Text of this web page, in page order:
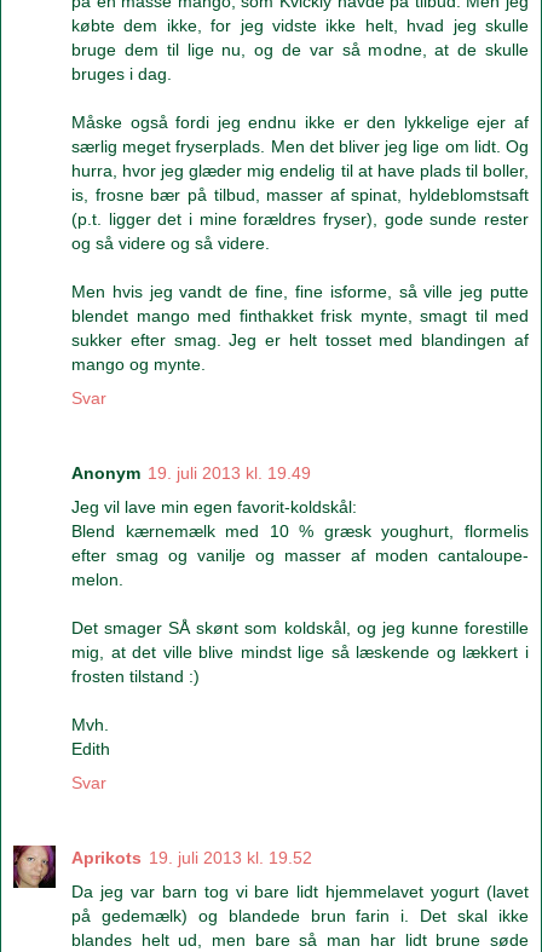
købte dem ikke, for jeg vidste ikke helt, hvad jeg skulle
bruge dem til lige nu, og de var så modne, at de skulle
bruges i dag.
Måske også fordi jeg endnu ikke er den lykkelige ejer af
særlig meget fryserplads. Men det bliver jeg lige om lidt. Og
hurra, hvor jeg glæder mig endelig til at have plads til boller,
is, frosne bær på tilbud, masser af spinat, hyldeblomstsaft
(p.t. ligger det i mine forældres fryser), gode sunde rester
og så videre og så videre.
Men hvis jeg vandt de fine, fine isforme, så ville jeg putte
blendet mango med finthakket frisk mynte, smagt til med
sukker efter smag. Jeg er helt tosset med blandingen af
mango og mynte.
Svar
Anonym 19. juli 2013 kl. 19.49
Jeg vil lave min egen favorit-koldskål:
Blend kærnemælk med 10 % græsk youghurt, flormelis
efter smag og vanilje og masser af moden cantaloupe-
melon.
Det smager SÅ skønt som koldskål, og jeg kunne forestille
mig, at det ville blive mindst lige så læskende og lækkert i
frosten tilstand :)
Mvh.
Edith
Svar
Aprikots 19. juli 2013 kl. 19.52
Da jeg var barn tog vi bare lidt hjemmelavet yogurt (lavet
på gedemælk) og blandede brun farin i. Det skal ikke
blandes helt ud, men bare så man har lidt brune søde